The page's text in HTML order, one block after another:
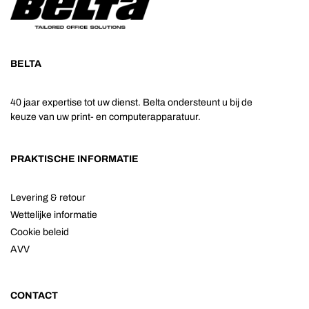
BELTA
40 jaar expertise tot uw dienst. Belta ondersteunt u bij de
keuze van uw print- en computerapparatuur.
PRAKTISCHE INFORMATIE
Levering & retour
Wettelijke informatie
Cookie beleid
AVV
CONTACT